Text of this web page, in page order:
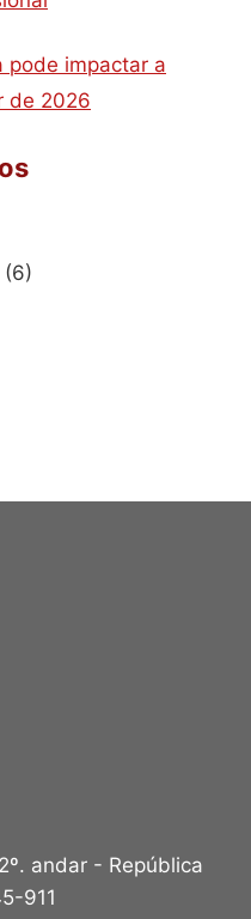
pode impactar a
de 2026
(6)
andar - República
911